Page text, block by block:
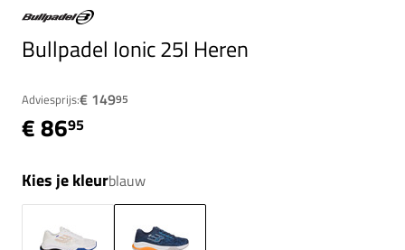
Bullpadel Ionic 25I Heren
Adviesprijs:€ 14995
€ 8695
Kies je kleurblauw